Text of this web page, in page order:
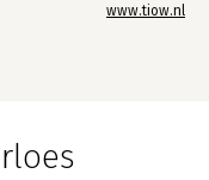
www.tiow.nl